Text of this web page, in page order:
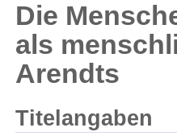
Die
als
Arendts
Titelangaben